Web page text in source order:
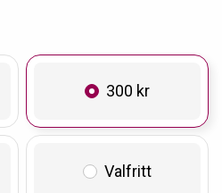
300 kr
Valfritt